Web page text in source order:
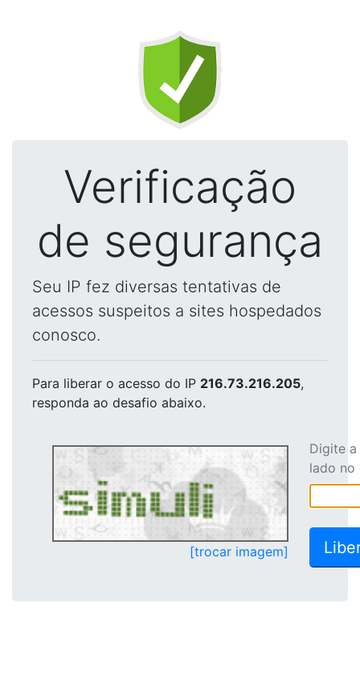
Verificação
de segurança
Seu IP fez diversas tentativas de
acessos suspeitos a sites hospedados
conosco.
Para liberar o acesso do IP 216.73.216.205,
responda ao desafio abaixo.
[trocar imagem]
Digite
lado no